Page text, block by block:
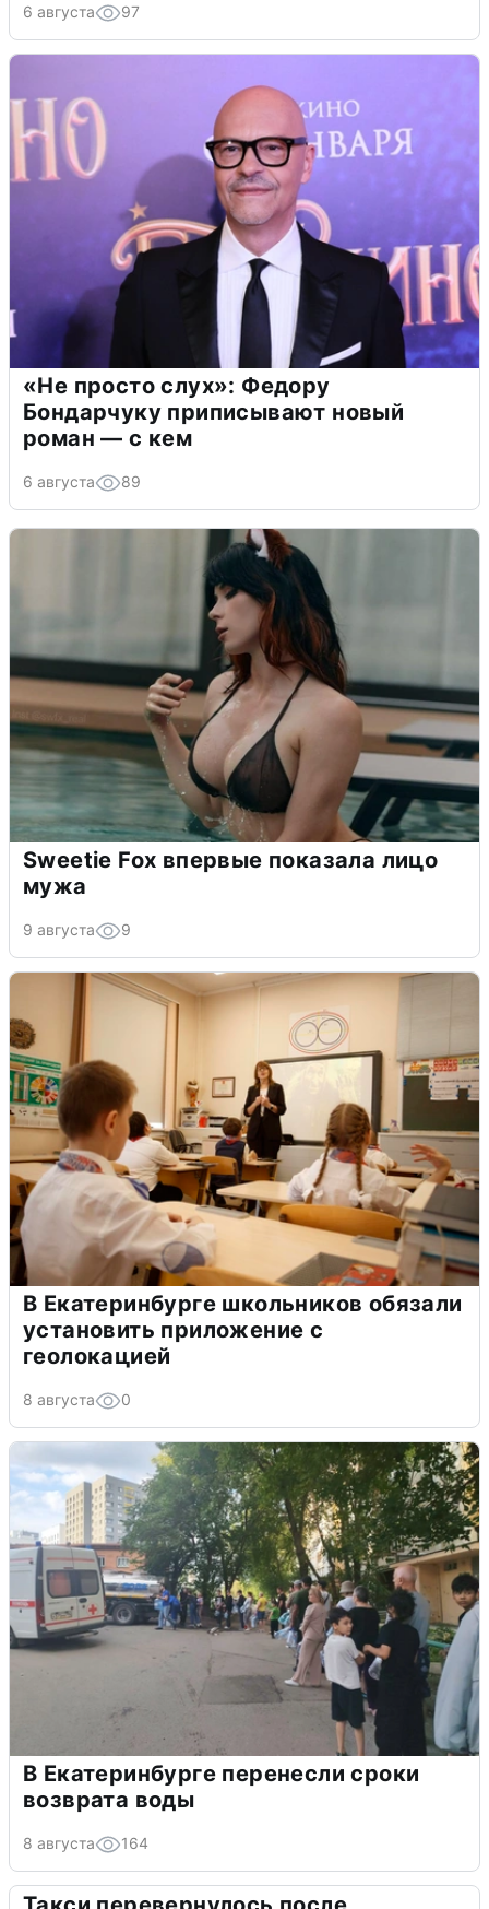
6 августа 97
«Не просто слух»: Федору
Бондарчуку приписывают новый
роман — с кем
6 августа 89
Sweetie Fox впервые показала лицо
мужа
9 августа 9
В Екатеринбурге школьников обязали
установить приложение с
геолокацией
8 августа 0
В Екатеринбурге перенесли сроки
возврата воды
8 августа 164